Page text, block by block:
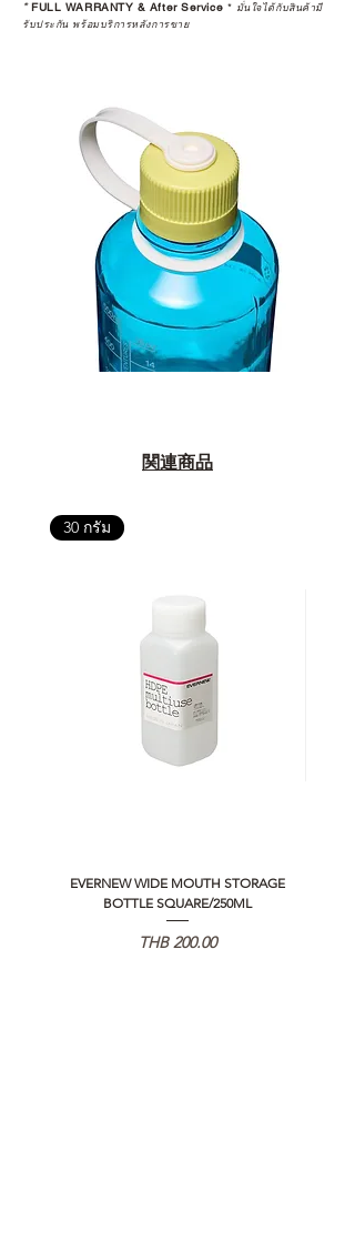
*FULL WARRANTY & After Service * มั่นใจได้กับสินค้ามี
รับประกัน พร้อมบริการหลังการขาย
関連商品
30 กรัม
EVERNEW WIDE MOUTH STORAGE
BOTTLE SQUARE/250ML
価格
THB 200.00